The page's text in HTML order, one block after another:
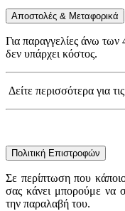
Αποστολές & Μεταφορικά
Για παραγγελίες άνω των
δεν υπάρχει κόστος.
Δείτε περισσότερα για τις
Πολιτική Επιστροφών
Σε περίπτωση που
σας κάνει μπορούμε να
την παραλαβή του.